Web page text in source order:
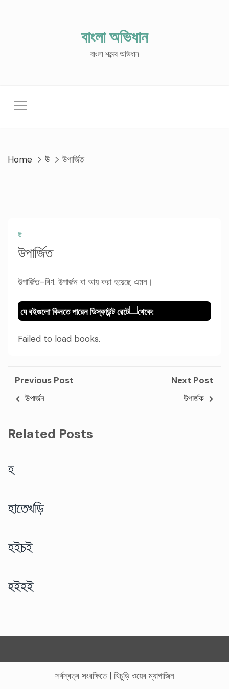
বাংলা অভিধান
বাংলা শব্দের অভিধান
Home উ উপার্জিত
উ
উপার্জিত
উপার্জিত–বিণ. উপার্জন বা আয় করা হয়েছে এমন।
যে বইগুলো কিনতে পারেন ডিস্কাউন্ট রেটে থেকে:
Failed to load books.
Previous Post
উপার্জন
Next Post
উপার্জক
Related Posts
হ
হাতেখড়ি
হইচই
হইহই
সর্বস্বত্ব সংরক্ষিতে | খিচুড়ি ওয়েব ম্যাগাজিন